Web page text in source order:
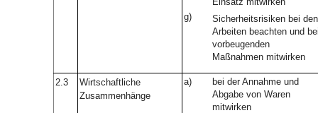
g)
Sicherheitsrisiken bei den
Arbeiten beachten und
vorbeugenden
Maßnahmen mitwirken
2.3
Wirtschaftliche
Zusammenhänge
a)
bei der Annahme und
Abgabe von Waren
mitwirken